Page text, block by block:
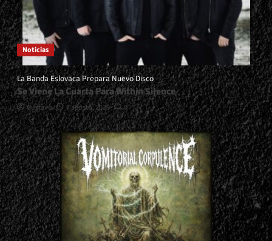
Noticias
La Banda Eslovaca Prepara Nuevo Disco
Se Viene La Cuarta Para Within Silence
Gustavo 7 agosto, 2026 0